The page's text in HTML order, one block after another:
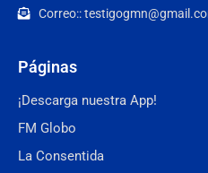
Correo::
Páginas
¡Descarga nuestra App!
FM Globo
La Consentida